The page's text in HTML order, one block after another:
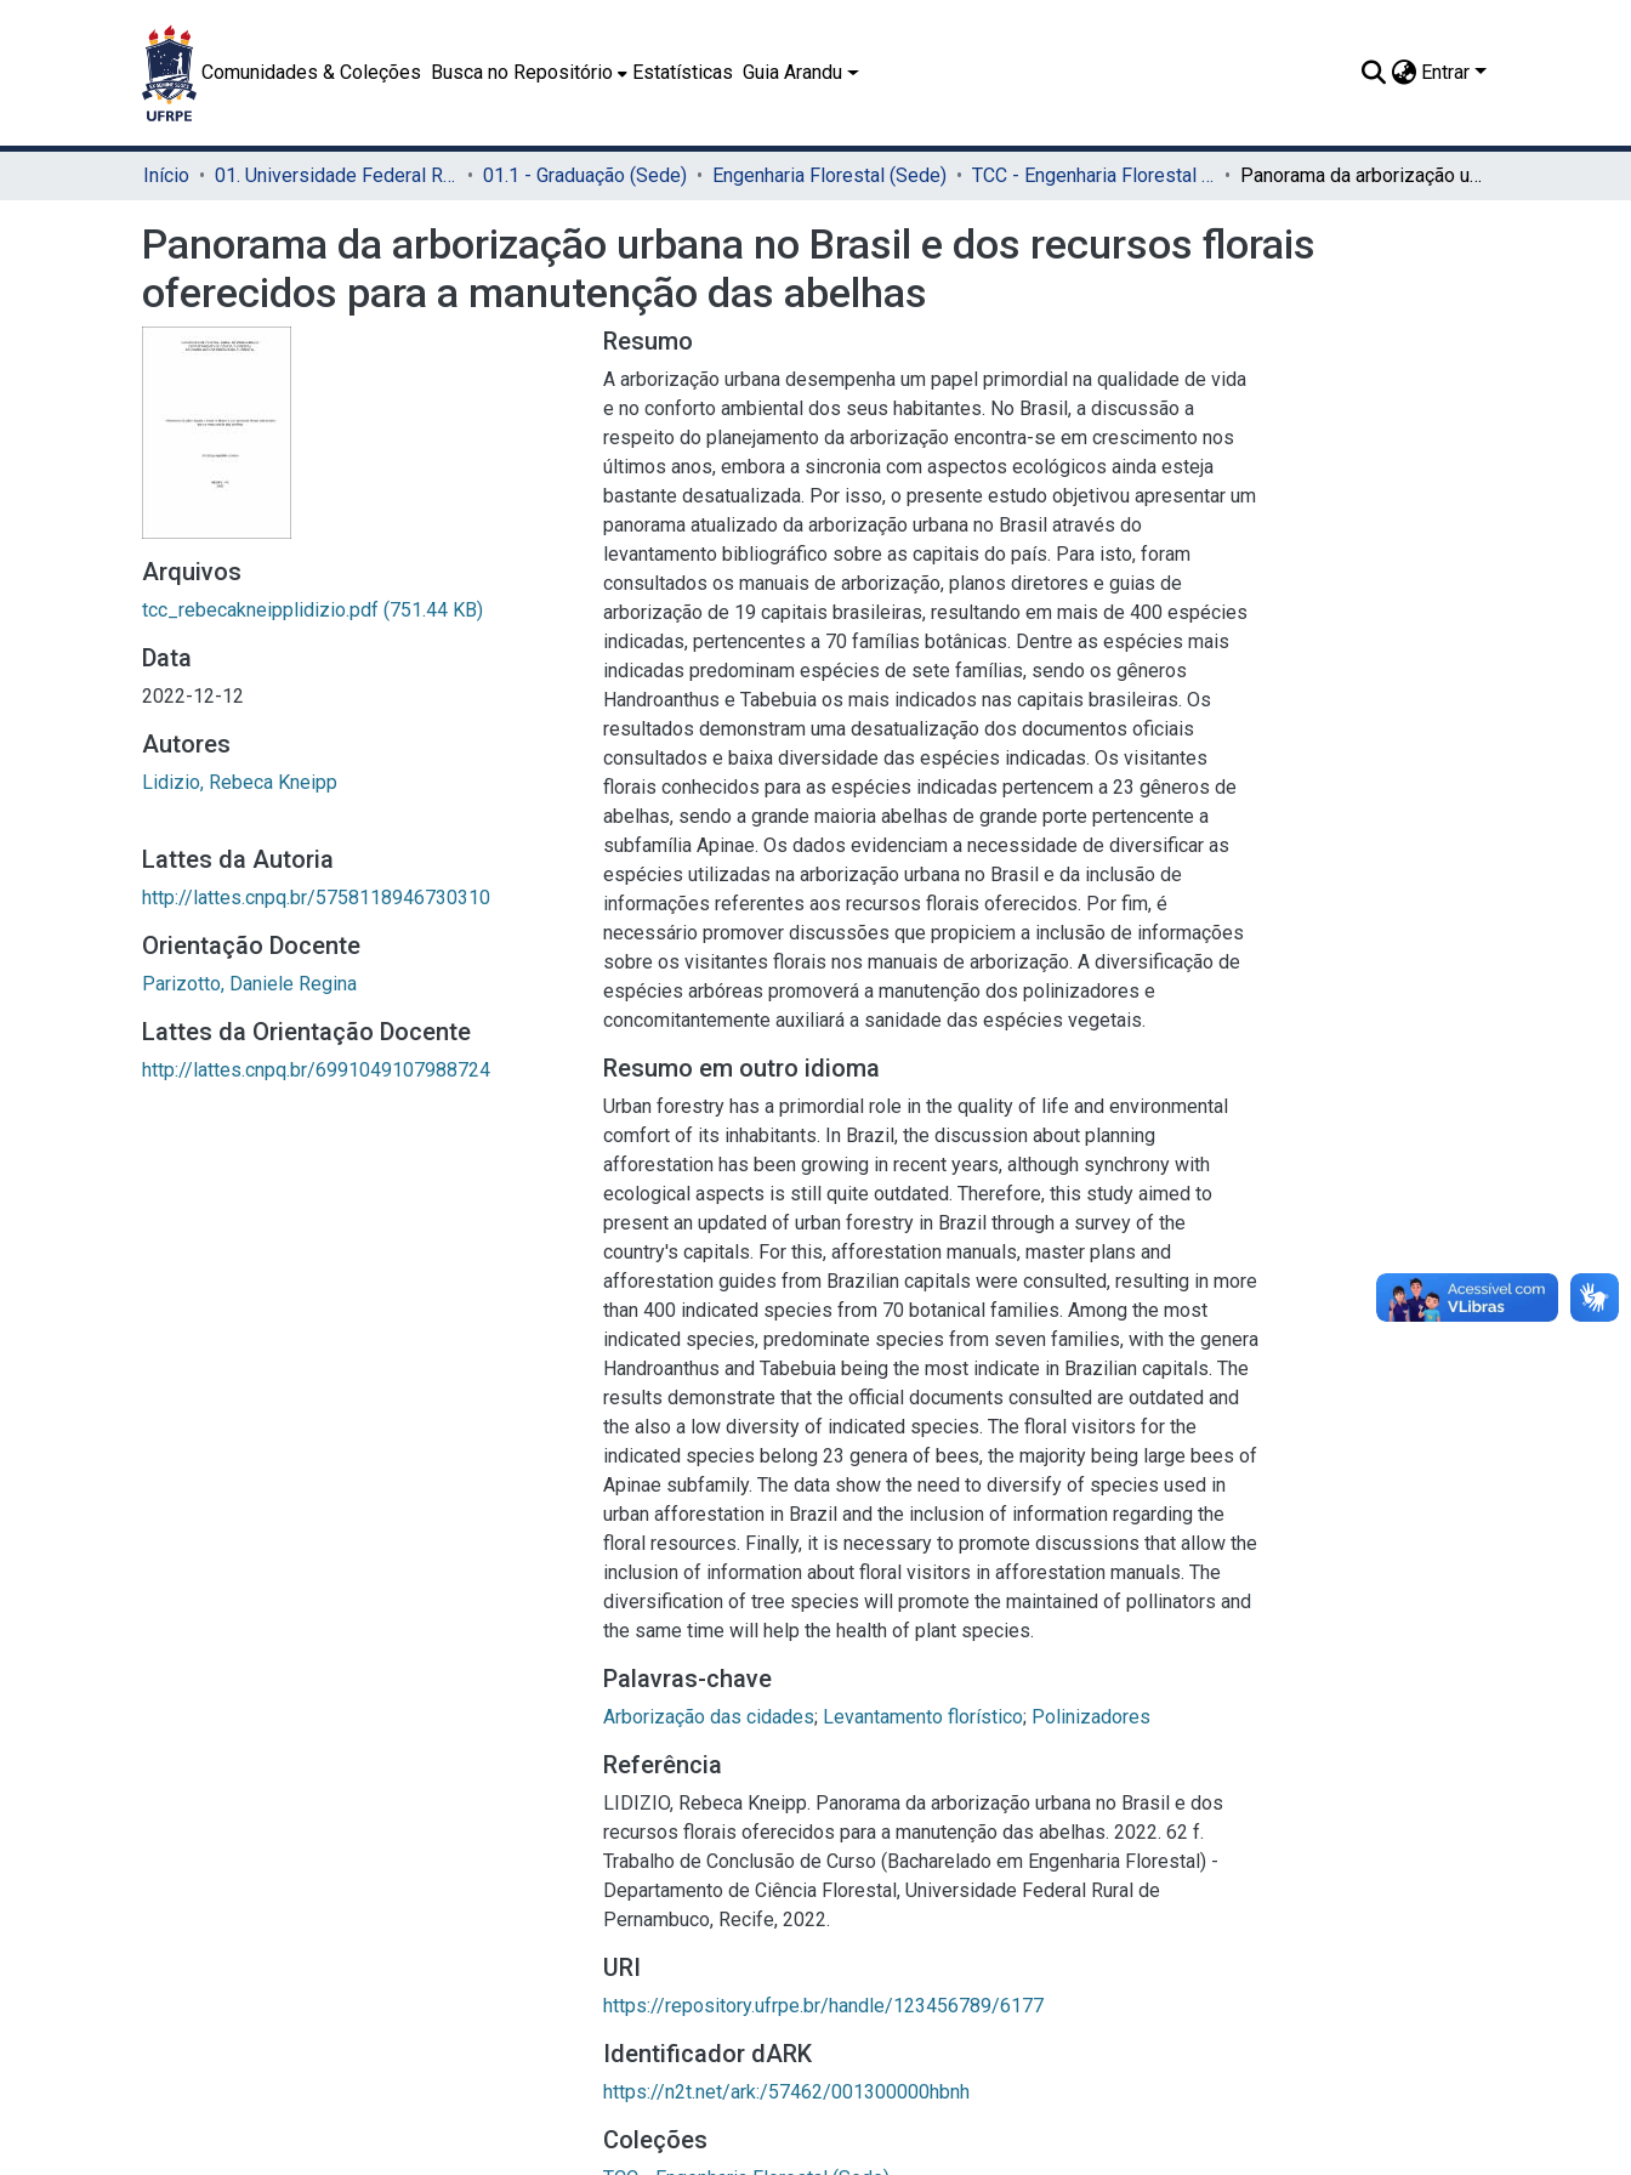
Comunidades & Coleções Busca no Repositório Estatísticas Guia Arandu Entrar
Início 01. Universidade Federal Rural de Pernambuco - UFRPE (Sede) 01.1 - Graduação (Sede) Engenharia Florestal (Sede) TCC - Engenharia Florestal (Sede) Panorama da arborização urbana no Brasil e dos recursos florais oferecidos para a manutenção das abelhas
Panorama da arborização urbana no Brasil e dos recursos florais
oferecidos para a manutenção das abelhas
Arquivos
tcc_rebecakneipplidizio.pdf (751.44 KB)
Data
2022-12-12
Autores
Lidizio, Rebeca Kneipp
Lattes da Autoria
http://lattes.cnpq.br/5758118946730310
Orientação Docente
Parizotto, Daniele Regina
Lattes da Orientação Docente
http://lattes.cnpq.br/6991049107988724
Resumo
A arborização urbana desempenha um papel primordial na qualidade de vida
e no conforto ambiental dos seus habitantes. No Brasil, a discussão a
respeito do planejamento da arborização encontra-se em crescimento nos
últimos anos, embora a sincronia com aspectos ecológicos ainda esteja
bastante desatualizada. Por isso, o presente estudo objetivou apresentar um
panorama atualizado da arborização urbana no Brasil através do
levantamento bibliográfico sobre as capitais do país. Para isto, foram
consultados os manuais de arborização, planos diretores e guias de
arborização de 19 capitais brasileiras, resultando em mais de 400 espécies
indicadas, pertencentes a 70 famílias botânicas. Dentre as espécies mais
indicadas predominam espécies de sete famílias, sendo os gêneros
Handroanthus e Tabebuia os mais indicados nas capitais brasileiras. Os
resultados demonstram uma desatualização dos documentos oficiais
consultados e baixa diversidade das espécies indicadas. Os visitantes
florais conhecidos para as espécies indicadas pertencem a 23 gêneros de
abelhas, sendo a grande maioria abelhas de grande porte pertencente a
subfamília Apinae. Os dados evidenciam a necessidade de diversificar as
espécies utilizadas na arborização urbana no Brasil e da inclusão de
informações referentes aos recursos florais oferecidos. Por fim, é
necessário promover discussões que propiciem a inclusão de informações
sobre os visitantes florais nos manuais de arborização. A diversificação de
espécies arbóreas promoverá a manutenção dos polinizadores e
concomitantemente auxiliará a sanidade das espécies vegetais.
Resumo em outro idioma
Urban forestry has a primordial role in the quality of life and environmental
comfort of its inhabitants. In Brazil, the discussion about planning
afforestation has been growing in recent years, although synchrony with
ecological aspects is still quite outdated. Therefore, this study aimed to
present an updated of urban forestry in Brazil through a survey of the
country's capitals. For this, afforestation manuals, master plans and
afforestation guides from Brazilian capitals were consulted, resulting in more
than 400 indicated species from 70 botanical families. Among the most
indicated species, predominate species from seven families, with the genera
Handroanthus and Tabebuia being the most indicate in Brazilian capitals. The
results demonstrate that the official documents consulted are outdated and
the also a low diversity of indicated species. The floral visitors for the
indicated species belong 23 genera of bees, the majority being large bees of
Apinae subfamily. The data show the need to diversify of species used in
urban afforestation in Brazil and the inclusion of information regarding the
floral resources. Finally, it is necessary to promote discussions that allow the
inclusion of information about floral visitors in afforestation manuals. The
diversification of tree species will promote the maintained of pollinators and
the same time will help the health of plant species.
Palavras-chave
Arborização das cidades; Levantamento florístico; Polinizadores
Referência
LIDIZIO, Rebeca Kneipp. Panorama da arborização urbana no Brasil e dos
recursos florais oferecidos para a manutenção das abelhas. 2022. 62 f.
Trabalho de Conclusão de Curso (Bacharelado em Engenharia Florestal) -
Departamento de Ciência Florestal, Universidade Federal Rural de
Pernambuco, Recife, 2022.
URI
https://repository.ufrpe.br/handle/123456789/6177
Identificador dARK
https://n2t.net/ark:/57462/001300000hbnh
Coleções